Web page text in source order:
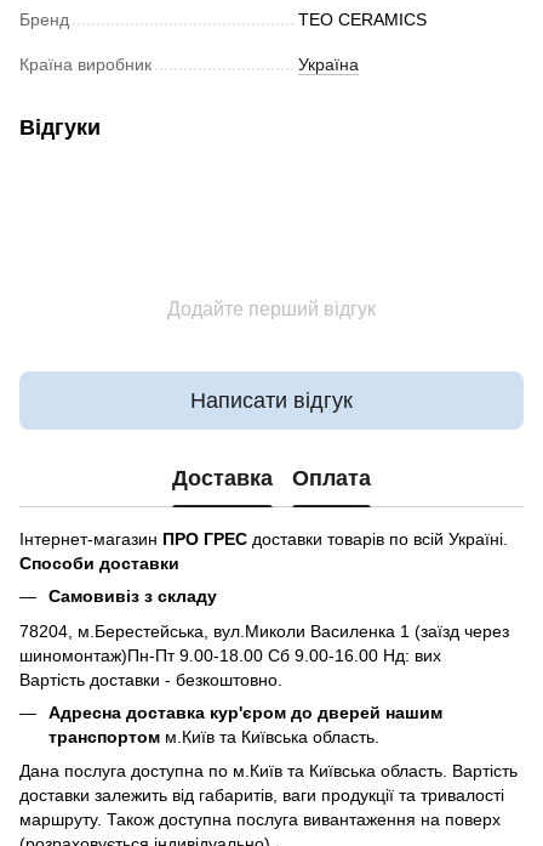
Бренд TEO CERAMICS
Країна виробник Україна
Відгуки
Додайте перший відгук
Написати відгук
Доставка Оплата
Інтернет-магазин ПРО ГРЕС доставки товарів по всій Україні.
Способи доставки
Самовивіз з складу
78204, м.Берестейська, вул.Миколи Василенка 1 (заїзд через
шиномонтаж)Пн-Пт 9.00-18.00 Сб 9.00-16.00 Нд: вих
Вартість доставки - безкоштовно.
Адресна доставка кур'єром до дверей нашим
транспортом м.Київ та Київська область.
Дана послуга доступна по м.Київ та Київська область. Вартість
доставки залежить від габаритів, ваги продукції та тривалості
маршруту. Також доступна послуга вивантаження на поверх